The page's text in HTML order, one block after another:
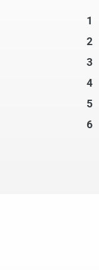
1
2
3
4
5
6